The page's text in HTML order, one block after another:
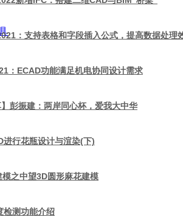
：支持表格和字段插入公式，提高数据处理
：ECAD功能满足机电协同设计需求
彭振建：两岸同心杯，爱我大中华
进行花瓶设计与渲染(下)
之中望3D圆形麻花建模
检测功能介绍